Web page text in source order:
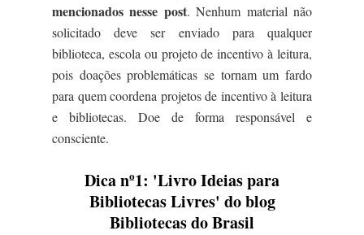
mencionados nesse post. Nenhum material não
solicitado deve ser enviado para qualquer
biblioteca, escola ou projeto de incentivo à leitura,
pois doações problemáticas se tornam um fardo
para quem coordena projetos de incentivo à leitura
e bibliotecas. Doe de forma responsável e
consciente.
Dica nº1: 'Livro Ideias para
Bibliotecas Livres' do blog
Bibliotecas do Brasil